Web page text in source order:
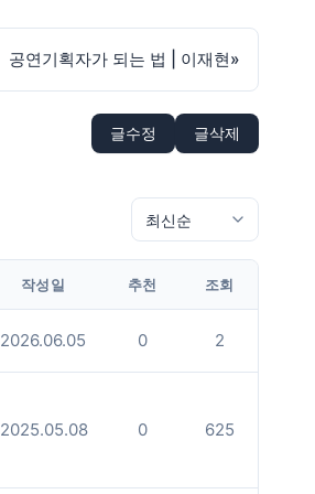
공연기획자가 되는 법 | 이재현»
글수정 글삭제
작성일 추천 조회
2026.06.05 0 2
2025.05.08 0 625